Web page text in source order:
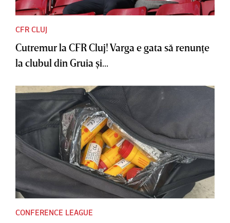
CFR CLUJ
Cutremur la CFR Cluj! Varga e gata să renunţe
la clubul din Gruia şi...
CONFERENCE LEAGUE